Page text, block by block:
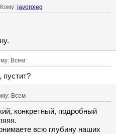
javoroleg
Всем
пустит?
Всем
конкретный, подробный
всю глубину наших